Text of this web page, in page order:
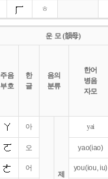
ㅎ
운 모 (韻母)
주음
부호
한
글
음의
분류
한어
병음
자모
아
제
yai
오 yao(iao)
어 you(iou,iu)